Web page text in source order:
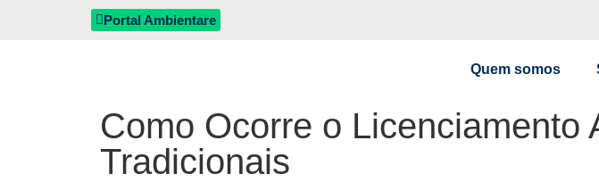
Portal Ambientare
Quem somos
Como Ocorre o Licenciamento
Tradicionais